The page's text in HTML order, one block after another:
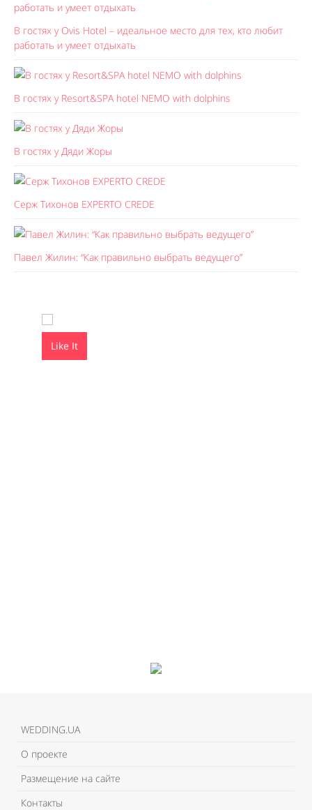
В гостях у Ovis Hotel – идеальное место для тех, кто любит
работать и умеет отдыхать
В гостях у Resort&SPA hotel NEMO with dolphins
В гостях у Дяди Жоры
Серж Тихонов EXPERTO CREDE
Павел Жилин: “Как правильно выбрать ведущего”
Like It
WEDDING.UA
О проекте
Размещение на сайте
Контакты